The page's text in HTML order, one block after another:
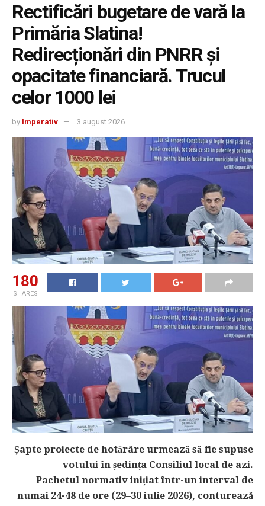
Rectificări bugetare de vară la
Primăria Slatina!
Redirecționări din PNRR și
opacitate financiară. Trucul
celor 1000 lei
by Imperativ 3 august 2026
180
SHARES
Șapte proiecte de hotărâre urmează să fie supuse
votului în ședința Consiliul local de azi.
Pachetul normativ inițiat într-un interval de
numai 24-48 de ore (29–30 iulie 2026), conturează